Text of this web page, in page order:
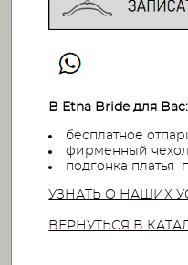
В Etna Bride для Вас:
бесплатное
фирменный
подгонка платья
УЗНАТЬ О НАШИХ
ВЕРНУТЬСЯ В